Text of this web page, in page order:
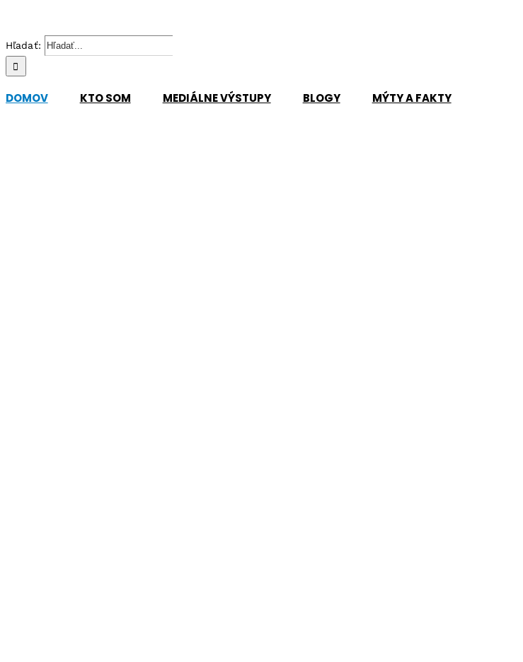
Hľadať:
DOMOV KTO SOM MEDIÁLNE VÝSTUPY BLOGY MÝTY A FAKTY